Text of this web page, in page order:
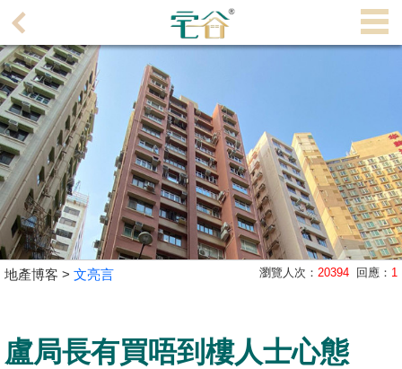
理
主
頁
搵
樓/
成
交
業
主
宅
地產博客 > 文亮言 瀏覽人次： 20394 回應： 1
盧局長有買唔到樓人士心態